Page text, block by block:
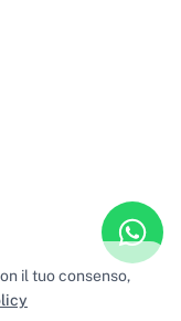
il tuo consenso,